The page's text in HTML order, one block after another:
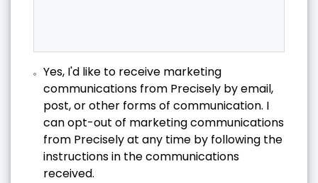
Yes, I'd like to receive marketing
communications from Precisely by email,
post, or other forms of communication. I
can opt-out of marketing communications
from Precisely at any time by following the
instructions in the communications
received.